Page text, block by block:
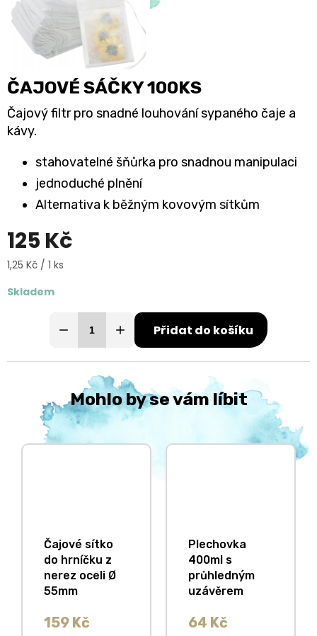
ČAJOVÉ SÁČKY 100KS
Čajový filtr pro snadné louhování sypaného čaje a
kávy.
stahovatelné šňůrka pro snadnou manipulaci
jednoduché plnění
Alternativa k běžným kovovým sítkům
125 Kč
Měrná
1,25 Kč / 1 ks
Skladem
Přidat do košíku
Mohlo by se vám líbit
Čajové sítko
do hrníčku z
nerez oceli Ø
55mm
159 Kč
Plechovka
400ml s
průhledným
uzávěrem
64 Kč